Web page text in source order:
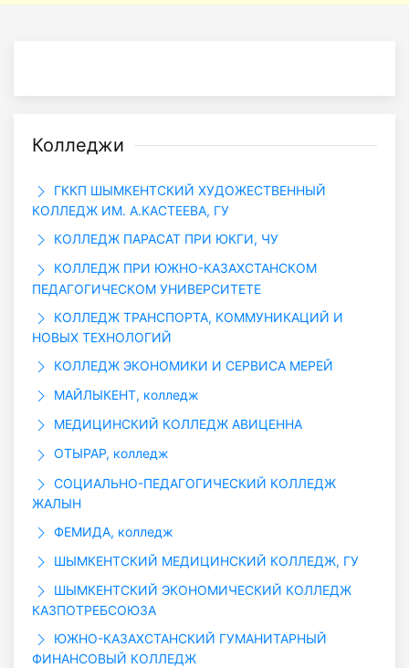
Колледжи
ГККП ШЫМКЕНТСКИЙ ХУДОЖЕСТВЕННЫЙ
КОЛЛЕДЖ ИМ. А.КАСТЕЕВА, ГУ
КОЛЛЕДЖ ПАРАСАТ ПРИ ЮКГИ, ЧУ
КОЛЛЕДЖ ПРИ ЮЖНО-КАЗАХСТАНСКОМ
ПЕДАГОГИЧЕСКОМ УНИВЕРСИТЕТЕ
КОЛЛЕДЖ ТРАНСПОРТА, КОММУНИКАЦИЙ И
НОВЫХ ТЕХНОЛОГИЙ
КОЛЛЕДЖ ЭКОНОМИКИ И СЕРВИСА МЕРЕЙ
МАЙЛЫКЕНТ, колледж
МЕДИЦИНСКИЙ КОЛЛЕДЖ АВИЦЕННА
ОТЫРАР, колледж
СОЦИАЛЬНО-ПЕДАГОГИЧЕСКИЙ КОЛЛЕДЖ
ЖАЛЫН
ФЕМИДА, колледж
ШЫМКЕНТСКИЙ МЕДИЦИНСКИЙ КОЛЛЕДЖ, ГУ
ШЫМКЕНТСКИЙ ЭКОНОМИЧЕСКИЙ КОЛЛЕДЖ
КАЗПОТРЕБСОЮЗА
ЮЖНО-КАЗАХСТАНСКИЙ ГУМАНИТАРНЫЙ
ФИНАНСОВЫЙ КОЛЛЕДЖ